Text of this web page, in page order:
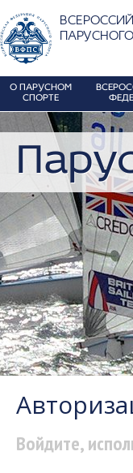
О ПАРУСНОМ
СПОРТЕ
Войдите,